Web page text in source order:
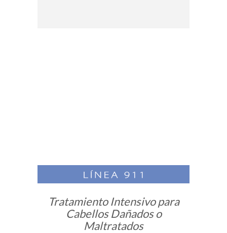
Tratamiento Intensivo para
Cabellos Dañados o
Maltratados